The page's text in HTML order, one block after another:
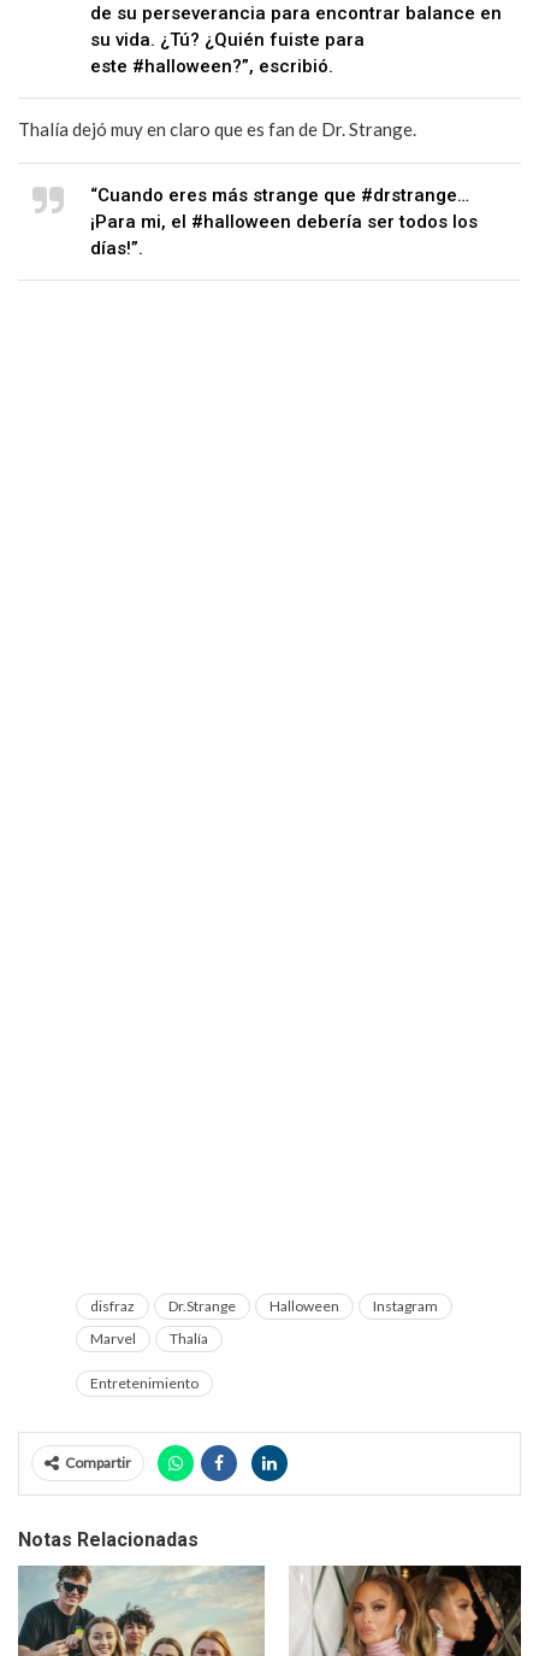
de su perseverancia para encontrar balance en
su vida. ¿Tú? ¿Quién fuiste para
este #halloween?”, escribió.
Thalía dejó muy en claro que es fan de Dr. Strange.
“Cuando eres más strange que #drstrange…
¡Para mi, el #halloween debería ser todos los
días!”.
disfraz Dr.Strange Halloween
Instagram
Marvel
Thalía
Entretenimiento
Compartir
Notas Relacionadas